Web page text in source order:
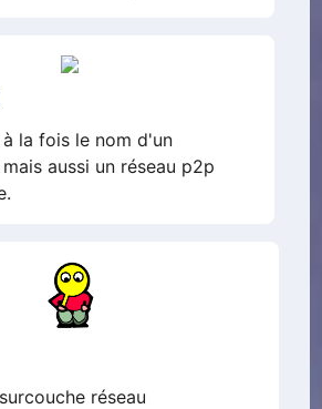
la fois le nom d'un
aussi un réseau p2p
réseau